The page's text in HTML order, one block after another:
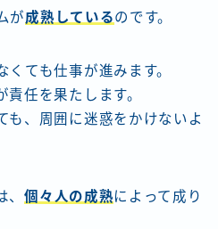
が成熟しているのです。
ても仕事が進みます。
任を果たします。
も、周囲に迷惑をかけないよ
、個々人の成熟によって成り